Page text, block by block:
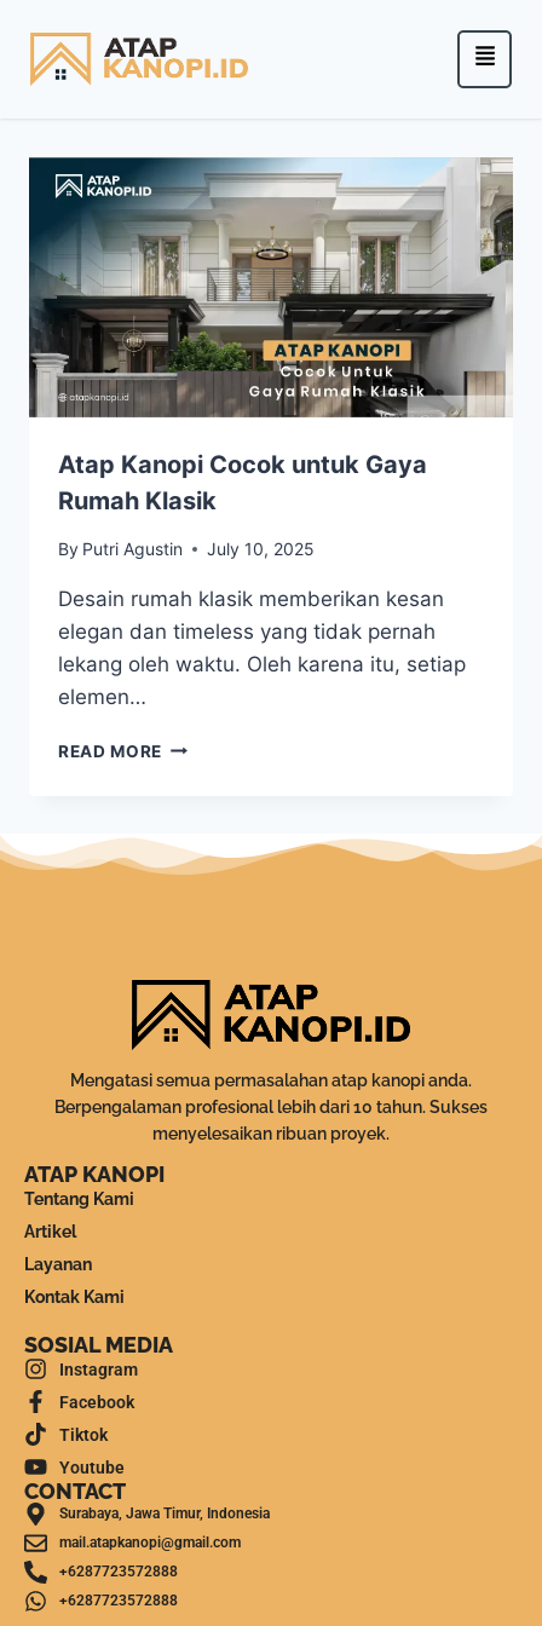
Atap Kanopi Cocok untuk Gaya
Rumah Klasik
By Putri Agustin July 10, 2025
Desain rumah klasik memberikan kesan
elegan dan timeless yang tidak pernah
lekang oleh waktu. Oleh karena itu, setiap
elemen…
READ MORE
Mengatasi semua permasalahan atap kanopi anda.
Berpengalaman profesional lebih dari 10 tahun. Sukses
menyelesaikan ribuan proyek.
ATAP KANOPI
Tentang Kami
Artikel
Layanan
Kontak Kami
SOSIAL MEDIA
Instagram
Facebook
Tiktok
Youtube
CONTACT
Surabaya, Jawa Timur, Indonesia
mail.atapkanopi@gmail.com
+6287723572888
+6287723572888